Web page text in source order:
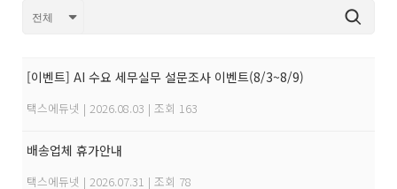
[이벤트] AI 수요 세무실무 설문조사 이벤트(8/3~8/9)
택스에듀넷 | 2026.08.03 | 조회 163
배송업체 휴가안내
택스에듀넷 | 2026.07.31 | 조회 78